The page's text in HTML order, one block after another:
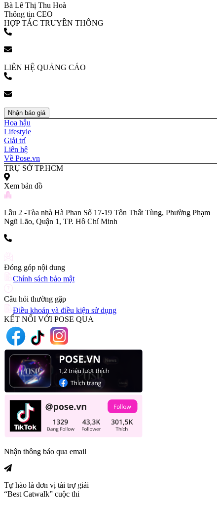
Bà Lê Thị Thu Hoà
Thông tin CEO
HỢP TÁC TRUYỀN THÔNG
LIÊN HỆ QUẢNG CÁO
Nhận báo giá
Hoa hậu
Lifestyle
Giải trí
Liên hệ
Về Pose.vn
TRỤ SỞ TP.HCM
Xem bản đồ
Lầu 2 -Tòa nhà Hà Phan Số 17-19 Tôn Thất Tùng, Phường Phạm
Ngũ Lão, Quận 1, TP. Hồ Chí Minh
Đóng góp nội dung
Chính sách bảo mật
Câu hỏi thường gặp
Điều khoản và điều kiện sử dụng
KẾT NỐI VỚI POSE QUA
Nhận thông báo qua email
Tự hào là đơn vị tài trợ giải
“Best Catwalk” cuộc thi